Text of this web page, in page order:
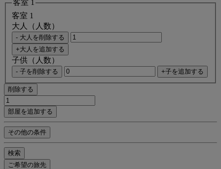
客室 1
客室 1
大人（人数）
- 大人を削除する
+大人を追加する
子供（人数）
- 子を削除する +子を追加する
削除する
部屋を追加する
その他の条件
検索
ご希望の旅先